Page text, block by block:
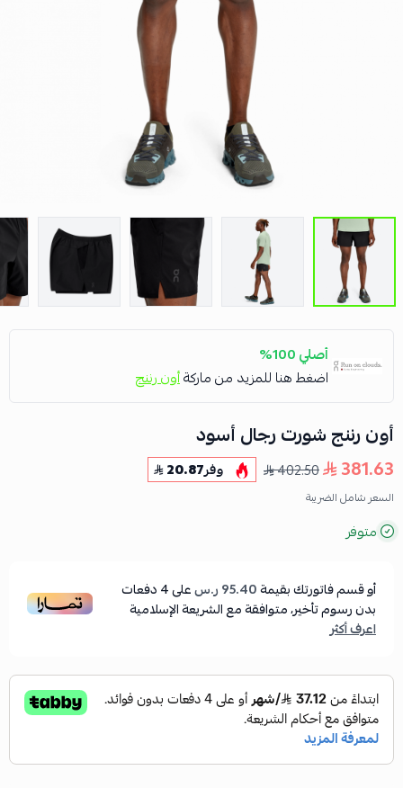
أصلي 100%
اضغط هنا للمزيد من ماركةأون رننج
أون رننج شورت رجال أسود
381.63
402.50 وفر20.87
السعر شامل الضريبة
متوفر
أو قسم فاتورتك بقيمة95.40 ر.س على4دفعات
بدون رسوم تأخير، متوافقة مع الشريعة الإسلامية
اعرف أكثر